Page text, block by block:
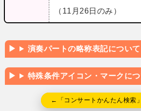
（11月26日のみ）
演奏パートの略称表記について
特殊条件アイコン・マークに
←「コンサートかんたん検索